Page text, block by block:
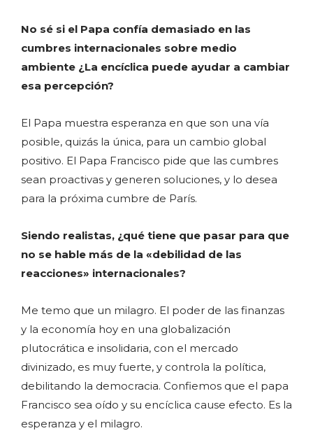
No sé si el Papa confía demasiado en las
cumbres internacionales sobre medio
ambiente ¿La encíclica puede ayudar a cambiar
esa percepción?
El Papa muestra esperanza en que son una vía
posible, quizás la única, para un cambio global
positivo. El Papa Francisco pide que las cumbres
sean proactivas y generen soluciones, y lo desea
para la próxima cumbre de París.
Siendo realistas, ¿qué tiene que pasar para que
no se hable más de la «debilidad de las
reacciones» internacionales?
Me temo que un milagro. El poder de las finanzas
y la economía hoy en una globalización
plutocrática e insolidaria, con el mercado
divinizado, es muy fuerte, y controla la política,
debilitando la democracia. Confiemos que el papa
Francisco sea oído y su encíclica cause efecto. Es la
esperanza y el milagro.